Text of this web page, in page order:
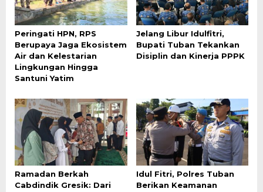
Peringati HPN, RPS
Berupaya Jaga Ekosistem
Air dan Kelestarian
Lingkungan Hingga
Santuni Yatim
Jelang Libur Idulfitri,
Bupati Tuban Tekankan
Disiplin dan Kinerja PPPK
Ramadan Berkah
Cabdindik Gresik: Dari
Idul Fitri, Polres Tuban
Berikan Keamanan